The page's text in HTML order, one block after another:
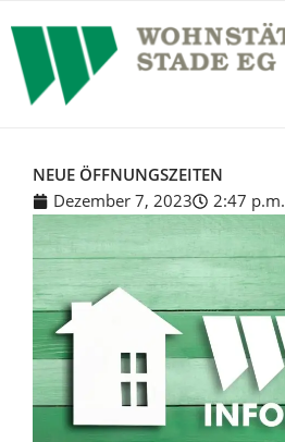
springen
NEUE ÖFFNUNGSZEITEN
Dezember 7, 2023
2:47 p.m.